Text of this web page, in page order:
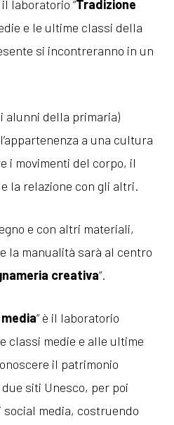
laboratorio “Tradizione
e le ultime classi della
si incontreranno in un
alunni della primaria)
a una cultura
i movimenti del corpo, il
la relazione con gli altri.
e con altri materiali,
la manualità sarà al centro
creativa”.
” è il laboratorio
classi medie e alle ultime
il patrimonio
siti Unesco, per poi
media, costruendo